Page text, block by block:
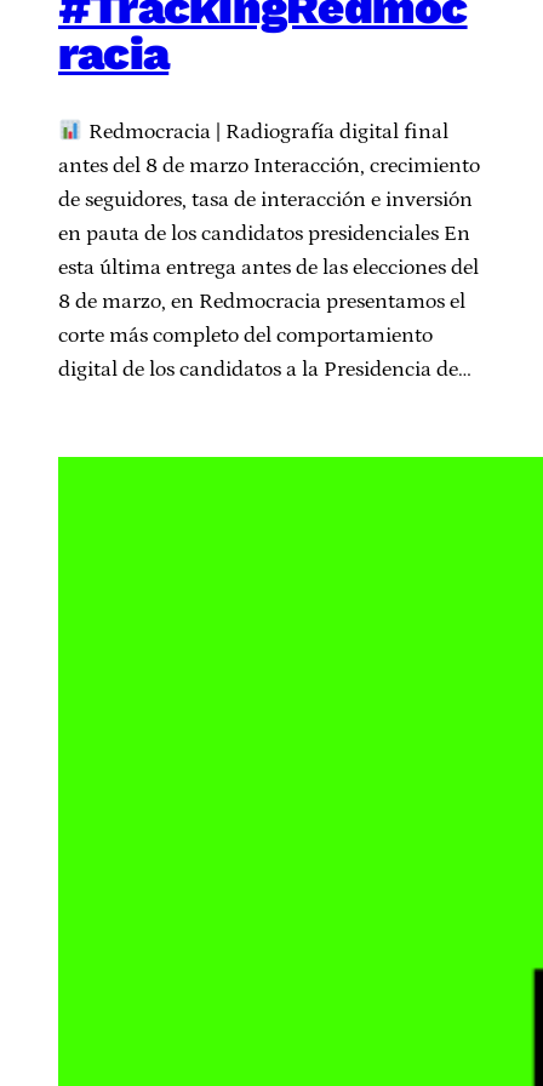
racia
Redmocracia | Radiografía digital final
antes del 8 de marzo Interacción, crecimiento
de seguidores, tasa de interacción e inversión
en pauta de los candidatos presidenciales En
esta última entrega antes de las elecciones del
8 de marzo, en Redmocracia presentamos el
corte más completo del comportamiento
digital de los candidatos a la Presidencia de…